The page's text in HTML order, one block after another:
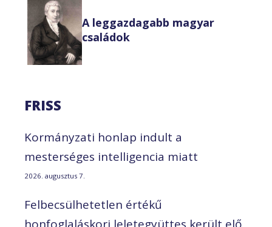
A leggazdagabb magyar
családok
FRISS
Kormányzati honlap indult a
mesterséges intelligencia miatt
2026. augusztus 7.
Felbecsülhetetlen értékű
honfoglaláskori leletegyüttes került elő